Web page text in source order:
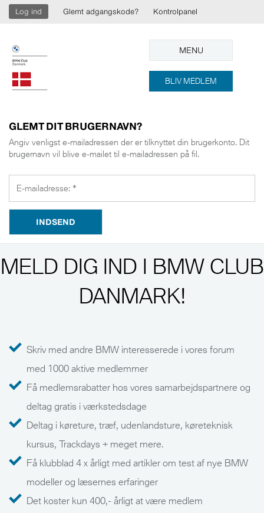
Log ind Glemt adgangskode? Kontrolpanel
MENU
BLIV MEDLEM
GLEMT DIT BRUGERNAVN?
Angiv venligst e-mailadressen der er tilknyttet din brugerkonto. Dit
brugernavn vil blive e-mailet til e-mailadressen på fil.
INDSEND
MELD DIG IND I BMW CLUB
DANMARK!
Skriv med andre BMW interesserede i vores forum
med 1000 aktive medlemmer
Få medlemsrabatter hos vores samarbejdspartnere og
deltag gratis i værkstedsdage
Deltag i køreture, træf, udenlandsture, køreteknisk
kursus, Trackdays + meget mere.
Få klubblad 4 x årligt med artikler om test af nye BMW
modeller og læsernes erfaringer
Det koster kun 400,- årligt at være medlem